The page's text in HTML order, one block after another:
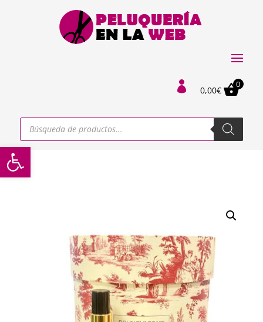
Abrir barra de herramientas
 0,00€
0
Búsqueda
productos